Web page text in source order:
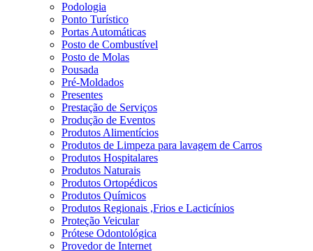
Podologia
Ponto Turístico
Portas Automáticas
Posto de Combustível
Posto de Molas
Pousada
Pré-Moldados
Presentes
Prestação de Serviços
Produção de Eventos
Produtos Alimentícios
Produtos de Limpeza para lavagem de Carros
Produtos Hospitalares
Produtos Naturais
Produtos Ortopédicos
Produtos Químicos
Produtos Regionais ,Frios e Lacticínios
Proteção Veicular
Prótese Odontológica
Provedor de Internet